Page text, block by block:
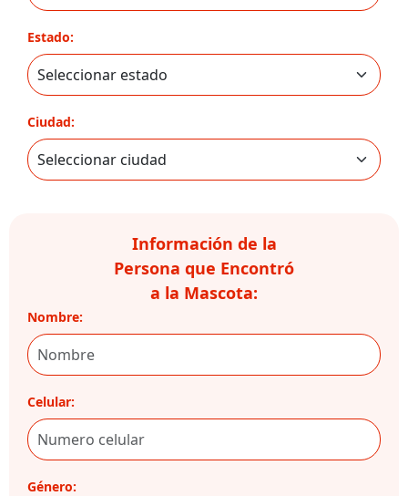
Estado:
Ciudad:
Información de la
Persona que Encontró
a la Mascota:
Nombre:
Celular:
Género: